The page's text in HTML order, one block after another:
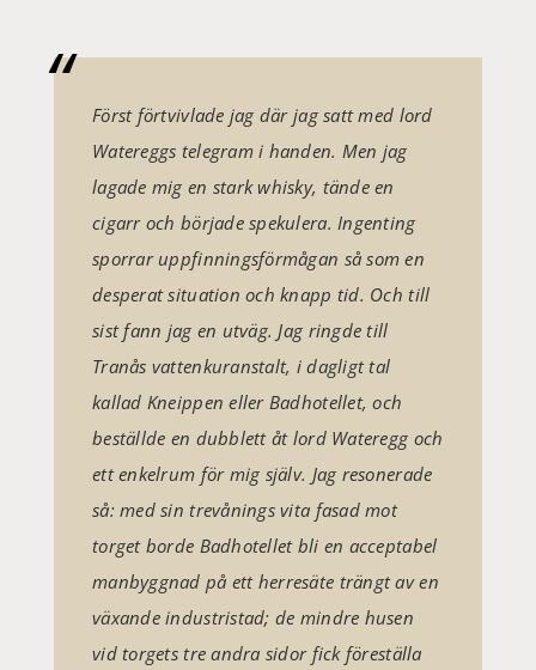
Först förtvivlade jag där jag satt med lord
Watereggs telegram i handen. Men jag
lagade mig en stark whisky, tände en
cigarr och började spekulera. Ingenting
sporrar uppfinningsförmågan så som en
desperat situation och knapp tid. Och till
sist fann jag en utväg. Jag ringde till
Tranås vattenkuranstalt, i dagligt tal
kallad Kneippen eller Badhotellet, och
beställde en dubblett åt lord Wateregg och
ett enkelrum för mig själv. Jag resonerade
så: med sin trevånings vita fasad mot
torget borde Badhotellet bli en acceptabel
manbyggnad på ett herresäte trängt av en
växande industristad; de mindre husen
vid torgets tre andra sidor fick föreställa